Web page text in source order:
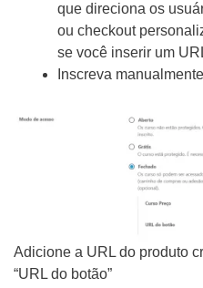
que direciona os
ou checkout
se você inserir um
Inscreva
Adicione a URL do produto
“URL do botão”